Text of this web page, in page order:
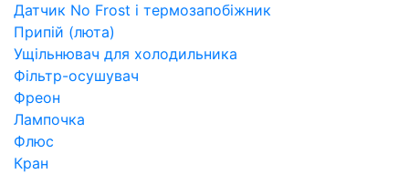
Датчик No Frost і термозапобіжник
Припій (люта)
Ущільнювач для холодильника
Фільтр-осушувач
Фреон
Лампочка
Флюс
Кран